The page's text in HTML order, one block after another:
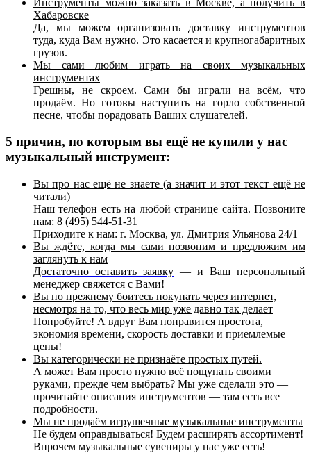
Хабаровске
Да, мы можем организовать доставку инструментов
туда, куда Вам нужно. Это касается и крупногабаритных
грузов.
Мы сами любим играть на своих музыкальных
инструментах
Грешны, не скроем. Сами бы играли на всём, что
продаём. Но готовы наступить на горло собственной
песне, чтобы порадовать Ваших слушателей.
5 причин, по которым вы ещё не купили у нас
музыкальный инструмент:
Вы про нас ещё не знаете (а значит и этот текст ещё не
читали)
Наш телефон есть на любой странице сайта. Позвоните
нам: 8 (495) 544-51-31
Приходите к нам: г. Москва, ул. Дмитрия Ульянова 24/1
Вы ждёте, когда мы сами позвоним и предложим им
заглянуть к нам
Достаточно оставить заявку — и Ваш персональный
менеджер свяжется с Вами!
Вы по прежнему боитесь покупать через интернет,
несмотря на то, что весь мир уже давно так делает
Попробуйте! А вдруг Вам понравится простота,
экономия времени, скорость доставки и приемлемые
цены!
Вы категорически не признаёте простых путей.
А может Вам просто нужно всё пощупать своими
руками, прежде чем выбрать? Мы уже сделали это —
прочитайте описания инструментов — там есть все
подробности.
Мы не продаём игрушечные музыкальные инструменты
Не будем оправдываться! Будем расширять ассортимент!
Впрочем музыкальные сувениры у нас уже есть!